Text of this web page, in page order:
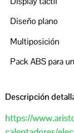
Diseño plano
Multiposición
Pack ABS para
Descripción
https://